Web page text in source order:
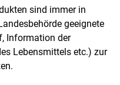
sind immer in
geeignete
Information der
Lebensmittels etc.) zur